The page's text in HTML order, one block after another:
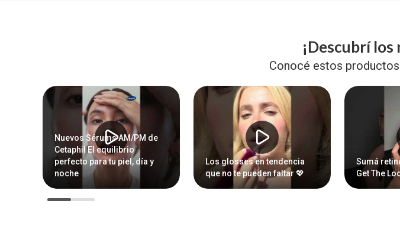
¡Descubrí los
Conocé estos
Nuevos Sérums AM/PM de
Cetaphil El equilibrio
perfecto para tu piel, día y
noche
Los glosses en tendencia
que no te pueden faltar 💖
Sumá
Get The